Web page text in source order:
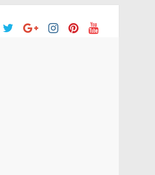
de desempeño